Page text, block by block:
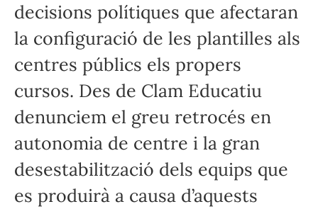
decisions polítiques que afectaran
la configuració de les plantilles als
centres públics els propers
cursos. Des de Clam Educatiu
denunciem el greu retrocés en
autonomia de centre i la gran
desestabilització dels equips que
es produirà a causa d’aquests